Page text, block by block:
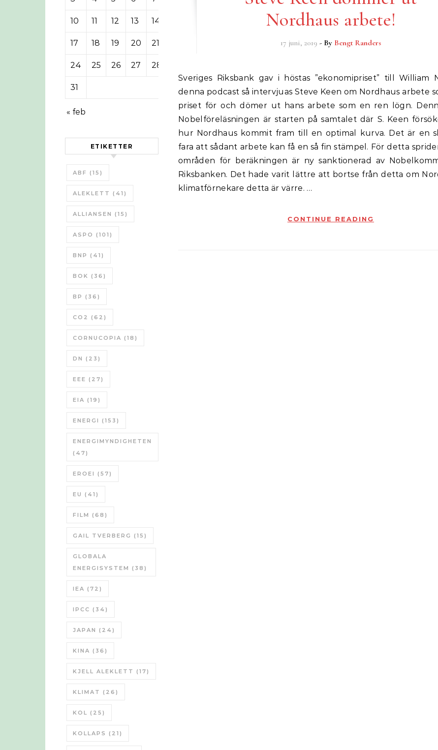
10 11 12 13 14
17 18 19 20 21
24 25 26 27 28
31
« feb
ETIKETTER
ABF (15)
ALEKLETT (41)
ALLIANSEN (15)
ASPO (101)
BNP (41)
BOK (36)
BP (36)
CO2 (62)
CORNUCOPIA (18)
DN (23)
EEE (27)
EIA (19)
ENERGI (153)
ENERGIMYNDIGHETEN
(47)
EROEI (57)
EU (41)
FILM (68)
GAIL TVERBERG (15)
GLOBALA
ENERGISYSTEM (38)
IEA (72)
IPCC (34)
JAPAN (24)
KINA (36)
KJELL ALEKLETT (17)
KLIMAT (26)
KOL (25)
KOLLAPS (21)
Nordhaus arbete!
17 juni, 2019 - By Bengt Randers
Sveriges Riksbank gav i höstas ”ekonomipriset” till William Nordhaus! I
denna podcast så intervjuas Steve Keen om Nordhaus arbete
priset för och dömer ut hans arbete som en ren lögn.
Nobelföreläsningen är starten på samtalet där S. Keen
hur Nordhaus kommit fram till en optimal kurva. Det är en
fara att sådant arbete kan få en så fin stämpel. För detta
områden för beräkningen är ny sanktionerad av
Riksbanken. Det hade varit lättre att bortse från detta om
klimatförnekare detta är värre. …
CONTINUE READING